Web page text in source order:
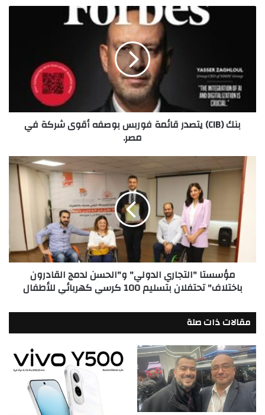
بوصفه
أقوى
شركة
في
مصر.
بنك (CIB) يتصدر قائمة فوربس بوصفه أقوى شركة في
مصر.
مؤسستا
"التجاري
الدولي"
و"الحسن
لدمج
القادرون
باختلاف"
تحتفلان
بتسليم
كرسي
للأطفال
مؤسستا "التجاري الدولي" و"الحسن لدمج القادرون
باختلاف" تحتفلان بتسليم 100 كرسي كهربائي للأطفال
مقالات ذات صلة